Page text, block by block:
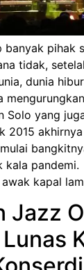
banyak pihak
tidak,
dunia
Solo yang
2015
kala pandemi.
kapal
Jazz